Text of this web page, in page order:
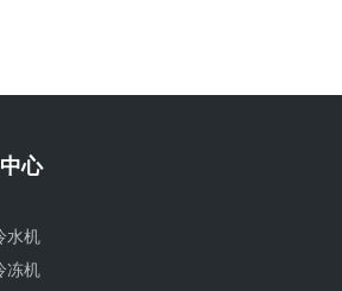
心
水机
冻机